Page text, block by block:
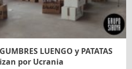
LUENGO y PATATAS
por Ucrania